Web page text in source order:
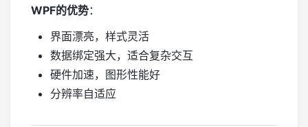
WPF的优势：
界面漂亮，样式灵活
数据绑定强大，适合复杂交互
硬件加速，图形性能好
分辨率自适应